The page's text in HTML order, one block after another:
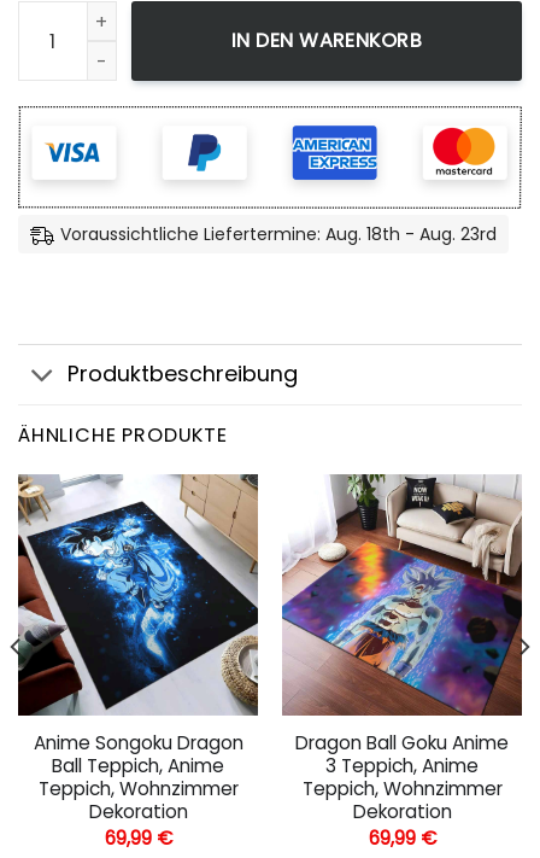
Dragon Ball Characters Hd Teppich, Anime Teppich,
IN DEN WARENKORB
Voraussichtliche Liefertermine: Aug. 18th - Aug. 23rd
Produktbeschreibung
ÄHNLICHE PRODUKTE
Anime Songoku Dragon
Ball Teppich, Anime
Teppich, Wohnzimmer
Dekoration
69,99 €
Dragon Ball Goku Anime
3 Teppich, Anime
Teppich, Wohnzimmer
Dekoration
69,99 €